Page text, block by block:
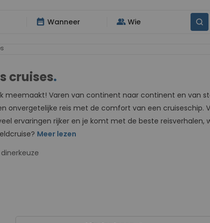
date_range Wanneer group Wie
cruises.
meemaakt! Varen van continent naar continent en van
onvergetelijke reis met de comfort van een cruiseschip.
ervaringen rijker en je komt met de beste
Meer lezen